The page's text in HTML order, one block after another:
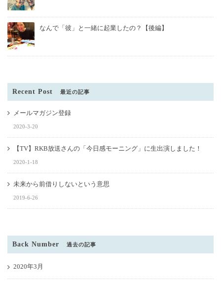
なんで「彼」と一緒に起業したの？【後編】
Recent Post 最近の記事
メールマガジン登録
2020-3-20
【TV】RKB放送さんの「今日感モーニング」に生出演しました！
2020-1-18
未来から前借りしないという意思
2019-6-26
Back Number 過去の記事
2020年3月